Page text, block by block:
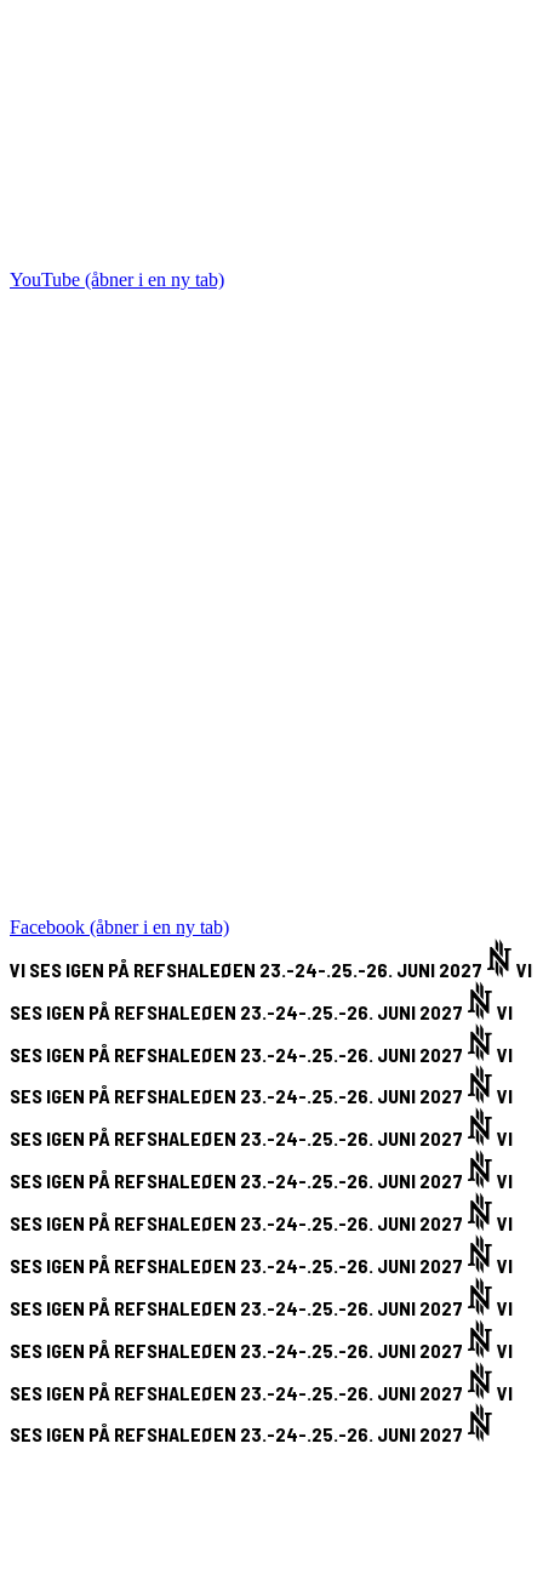
YouTube (åbner i en ny tab)
Facebook (åbner i en ny tab)
VI SES IGEN PÅ REFSHALEØEN 23.-24-.25.-26. JUNI 2027
VI
SES IGEN PÅ REFSHALEØEN 23.-24-.25.-26. JUNI 2027
VI
SES IGEN PÅ REFSHALEØEN 23.-24-.25.-26. JUNI 2027
VI
SES IGEN PÅ REFSHALEØEN 23.-24-.25.-26. JUNI 2027
VI
SES IGEN PÅ REFSHALEØEN 23.-24-.25.-26. JUNI 2027
VI
SES IGEN PÅ REFSHALEØEN 23.-24-.25.-26. JUNI 2027
VI
SES IGEN PÅ REFSHALEØEN 23.-24-.25.-26. JUNI 2027
VI
SES IGEN PÅ REFSHALEØEN 23.-24-.25.-26. JUNI 2027
VI
SES IGEN PÅ REFSHALEØEN 23.-24-.25.-26. JUNI 2027
VI
SES IGEN PÅ REFSHALEØEN 23.-24-.25.-26. JUNI 2027
VI
SES IGEN PÅ REFSHALEØEN 23.-24-.25.-26. JUNI 2027
VI
SES IGEN PÅ REFSHALEØEN 23.-24-.25.-26. JUNI 2027